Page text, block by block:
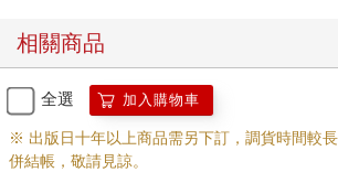
相關商品
全選 加入購物車
※ 出版日十年以上商品需另下訂，調貨時間較
併結帳，敬請見諒。